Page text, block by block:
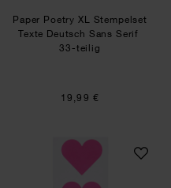
Paper Poetry XL Stempelset
Texte Deutsch Sans Serif
33-teilig
19,99 €
Paper Poetry